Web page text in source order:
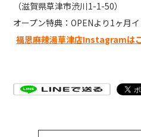
（滋賀県草津市渋川1-1-50）
オープン特典：OPENより1ヶ月
福恩麻辣湯草津店Instagramは